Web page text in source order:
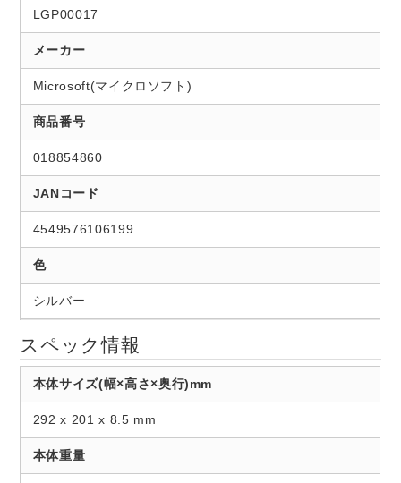
LGP00017
メーカー
Microsoft(マイクロソフト)
商品番号
018854860
JANコード
4549576106199
色
シルバー
スペック情報
本体サイズ(幅×高さ×奥行)mm
292 x 201 x 8.5 mm
本体重量